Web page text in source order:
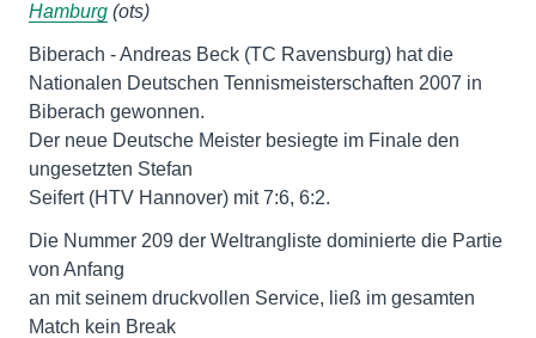
Hamburg (ots)
Biberach - Andreas Beck (TC Ravensburg) hat die
Nationalen Deutschen Tennismeisterschaften 2007 in
Biberach gewonnen.
Der neue Deutsche Meister besiegte im Finale den
ungesetzten Stefan
Seifert (HTV Hannover) mit 7:6, 6:2.
Die Nummer 209 der Weltrangliste dominierte die Partie
von Anfang
an mit seinem druckvollen Service, ließ im gesamten
Match kein Break